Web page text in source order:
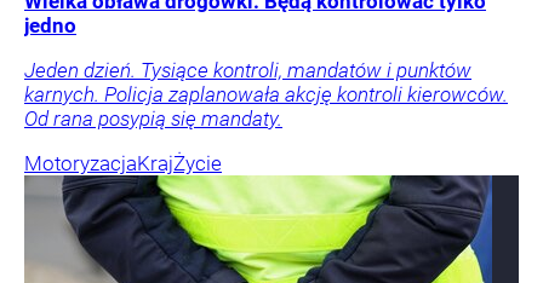
jedno
Jeden dzień. Tysiące kontroli, mandatów i punktów
karnych. Policja zaplanowała akcję kontroli kierowców.
Od rana posypią się mandaty.
MotoryzacjaKrajŻycie